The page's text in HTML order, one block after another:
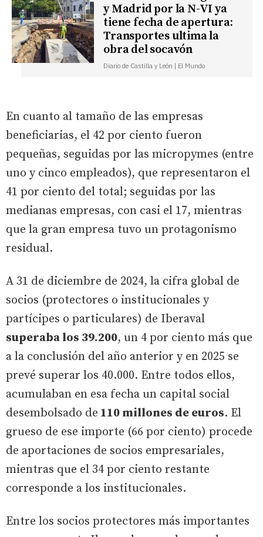
y Madrid por la N-VI ya
tiene fecha de apertura:
Transportes ultima la
obra del socavón
Diario de Castilla y León | El Mundo
En cuanto al tamaño de las empresas
beneficiarias, el 42 por ciento fueron
pequeñas, seguidas por las micropymes (entre
uno y cinco empleados), que representaron el
41 por ciento del total; seguidas por las
medianas empresas, con casi el 17, mientras
que la gran empresa tuvo un protagonismo
residual.
A 31 de diciembre de 2024, la cifra global de
socios (protectores o institucionales y
partícipes o particulares) de Iberaval
superaba los 39.200, un 4 por ciento más que
a la conclusión del año anterior y en 2025 se
prevé superar los 40.000. Entre todos ellos,
acumulaban en esa fecha un capital social
desembolsado de 110 millones de euros. El
grueso de ese importe (66 por ciento) procede
de aportaciones de socios empresariales,
mientras que el 34 por ciento restante
corresponde a los institucionales.
Entre los socios protectores más importantes